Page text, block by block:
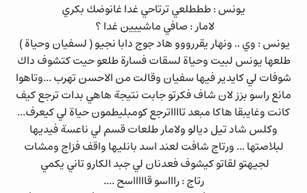
يونس : طططلعي ترتاحي غدا غانوضك بكري
لامار : صافي ماشييين غدا ؟
يونس : وي .. ونهار يقررووو هاد جوج دابا نجيو ( لسفيان وحياة )
طلعها يونس لبيت وحياة لسقات فسارة طلعو حيت كتشوف داك
شوفات لي كايدير فيها سفيان وقالت من الاحسن تهرب ...وتاهوا
مانع راسو بزز لان شاف فكرتو جابت نتيجة هاهي بدات ترجع كيف
كانت وغايبقا هاكا مبعد تااااترجع كومبليطمون حياة لي كيعرف...
وكلس شاد تيل ديالو ولامار طلعات قسم لي ناعسة فيديها
لبلاصتها ... ورتاج شافت لعند اسد بانليها واقف فزاج ومشات
لجيهتو لقاتو كيشوف فعدنان لي جبد الكارو تاني يكمي
رتاج : راااسو قاااااسح ....